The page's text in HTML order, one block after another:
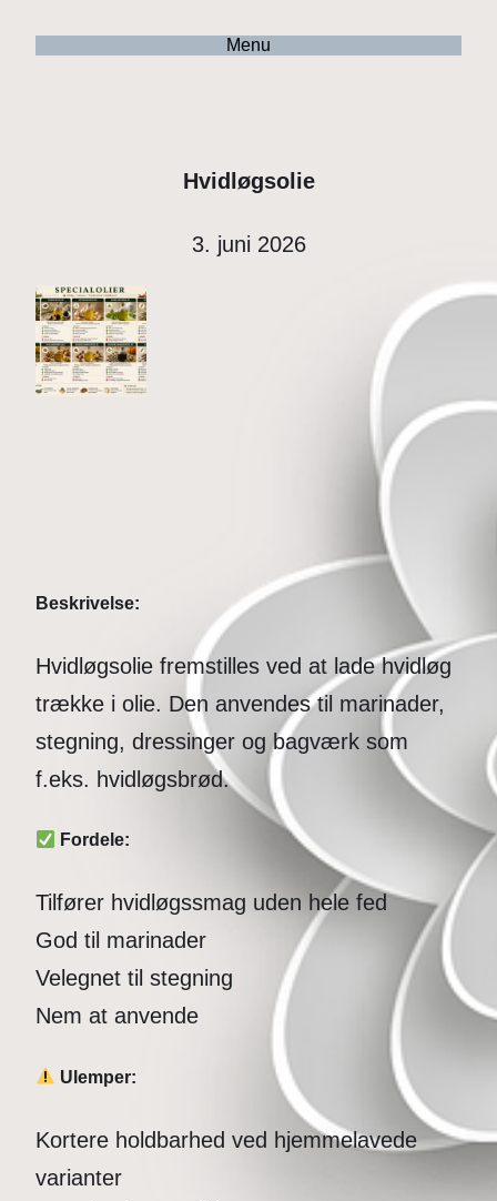
Menu
Hvidløgsolie
3. juni 2026
Beskrivelse:
Hvidløgsolie fremstilles ved at lade hvidløg
trække i olie. Den anvendes til marinader,
stegning, dressinger og bagværk som
f.eks. hvidløgsbrød.
Fordele:
Tilfører hvidløgssmag uden hele fed
God til marinader
Velegnet til stegning
Nem at anvende
Ulemper:
Kortere holdbarhed ved hjemmelavede
varianter